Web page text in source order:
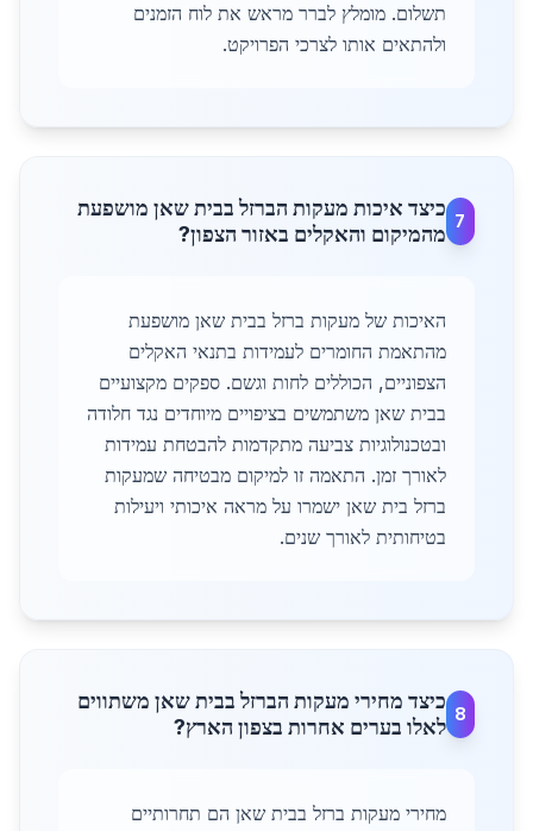
תשלום. מומלץ לברר מראש את לוח הזמנים
ולהתאים אותו לצרכי הפרויקט.
7
כיצד איכות מעקות הברזל בבית שאן מושפעת
מהמיקום והאקלים באזור הצפון?
האיכות של מעקות ברזל בבית שאן מושפעת
מהתאמת החומרים לעמידות בתנאי האקלים
הצפוניים, הכוללים לחות וגשם. ספקים מקצועיים
בבית שאן משתמשים בציפויים מיוחדים נגד חלודה
ובטכנולוגיות צביעה מתקדמות להבטחת עמידות
לאורך זמן. התאמה זו למיקום מבטיחה שמעקות
ברזל בית שאן ישמרו על מראה איכותי ויעילות
בטיחותית לאורך שנים.
8
כיצד מחירי מעקות הברזל בבית שאן משתווים
לאלו בערים אחרות בצפון הארץ?
מחירי מעקות ברזל בבית שאן הם תחרותיים